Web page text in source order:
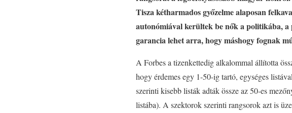
Tisza kétharmados győzelme alaposan
autonómiával kerültek be nők a politikába, a
garancia lehet arra, hogy máshogy fognak
A Forbes a tizenkettedig alkalommal állította
hogy érdemes egy 1-50-ig tartó, egységes
szerinti kisebb listák adták össze az 50-es
listába). A szektorok szerinti rangsorok azt is